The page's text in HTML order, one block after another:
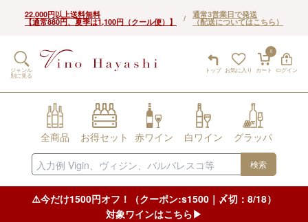
22,000円以上送料無料
【通常880円、夏季は1,100円（クール便）】 / 通常3営業日で発送
（配送についてはこちら）
トップ お気に入り
0
カート ログイン
ジャンル
別に見る
全商品 お得セット 赤ワイン 白ワイン グラッパ
検索
⚠️今だけ1500円オフ！（クーポン:s1500｜〆切：8/18）
対象ワインはこちら▶︎